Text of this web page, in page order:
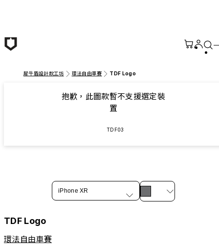
犀牛盾設計款工坊 環法自由車賽 TDF Logo
抱歉，此圖款暫不支援選定裝
置
TDF03
iPhone XR
TDF Logo
環法自由車賽